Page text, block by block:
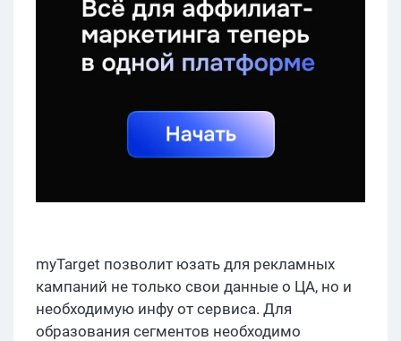
myTarget позволит юзать для рекламных
кампаний не только свои данные о ЦА, но и
необходимую инфу от сервиса. Для
образования сегментов необходимо